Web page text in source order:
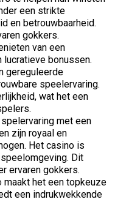
een strikte
en betrouwbaarheid.
gokkers.
van een
bonussen.
gereguleerde
speelervaring.
wat het een
met een
zijn royaal en
Het casino is
Dit
ervaren gokkers.
maakt het een topkeuze
een indrukwekkende